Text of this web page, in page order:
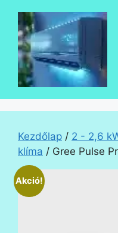
tartalomba
Kezdőlap / 2 - 2,6
klíma / Gree Pulse
Akció!